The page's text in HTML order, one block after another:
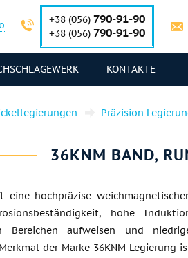
+38 (056) 790-91-90
+38 (056) 790-91-90
KONTAKTE
Präzision
36KNM BAND,
eine hochpräzise
hohe
aufweisen und
der Marke 36KNM Legierung